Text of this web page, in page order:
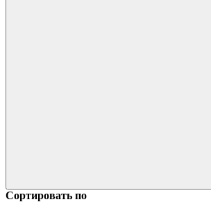
Сортировать по